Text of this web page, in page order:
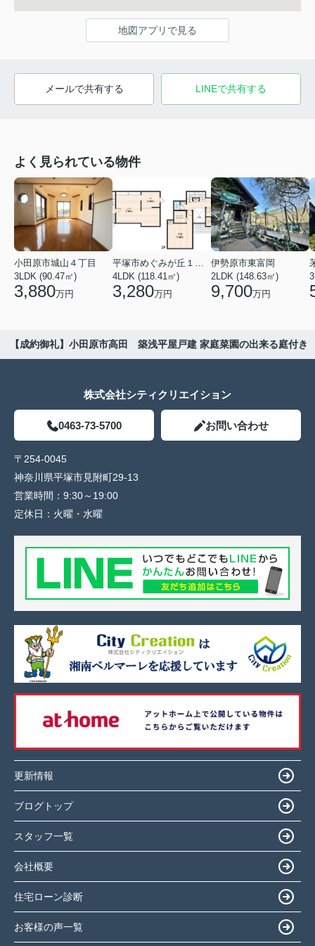
地図アプリで見る
メールで共有する LINEで共有する
よく見られている物件
小田原市城山４丁目
3LDK (90.47㎡)
3,880万円
平塚市めぐみが丘１丁目
4LDK (118.41㎡)
3,280万円
伊勢原市東富岡
2LDK (148.63㎡)
9,700万円
【成約御礼】小田原市高田 築浅平屋戸建 家庭菜園の出来る庭付き
株式会社シティクリエイション
0463-73-5700 お問い合わせ
〒254-0045
神奈川県平塚市見附町29-13
営業時間： 9:30～19:00
定休日： 火曜・水曜
更新情報
ブログトップ
スタッフ一覧
会社概要
住宅ローン診断
お客様の声一覧